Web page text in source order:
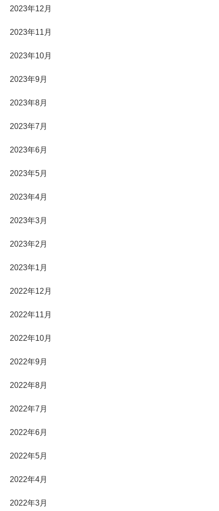
2023年12月
2023年11月
2023年10月
2023年9月
2023年8月
2023年7月
2023年6月
2023年5月
2023年4月
2023年3月
2023年2月
2023年1月
2022年12月
2022年11月
2022年10月
2022年9月
2022年8月
2022年7月
2022年6月
2022年5月
2022年4月
2022年3月